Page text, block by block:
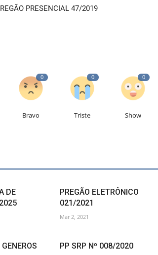
PRESENCIAL 47/2019
0
Bravo
0
Triste
0
Show
DE
PREGÃO ELETRÔNICO
021/2021
Mar 2, 2021
PP SRP Nº 008/2020